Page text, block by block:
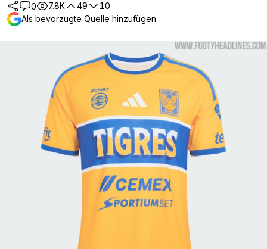
0
7.8K 49
10
Als bevorzugte Quelle hinzufügen